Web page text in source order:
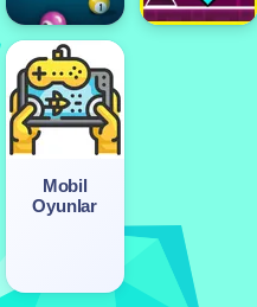
Mobil
Oyunlar